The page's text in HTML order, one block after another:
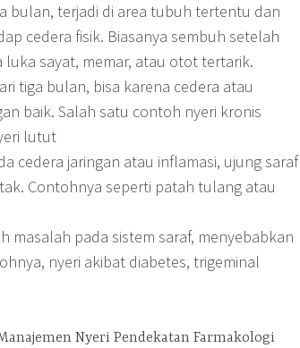
bulan, terjadi di area tubuh tertentu dan
cedera fisik. Biasanya sembuh setelah
sayat, memar, atau otot tertarik.
tiga bulan, bisa karena cedera atau
baik. Salah satu contoh nyeri kronis
lutut
cedera jaringan atau inflamasi, ujung saraf
Contohnya seperti patah tulang atau
masalah pada sistem saraf, menyebabkan
nyeri akibat diabetes, trigeminal
Nyeri Pendekatan Farmakologi